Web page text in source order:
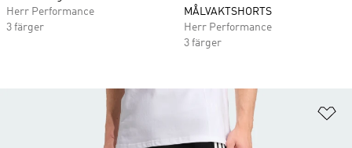
Herr Performance
3 färger
MÅLVAKTSHORTS
Herr Performance
3 färger